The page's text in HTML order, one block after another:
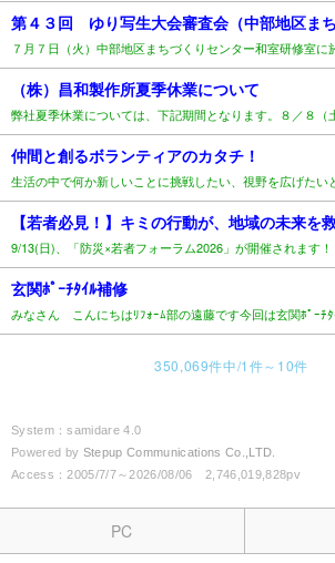
（株）昌和製作所夏季休業について
仲間と創るボランティアのカタチ！
【若者必見！】キミの行動が、地域の未来を
玄関ﾎﾟｰﾁﾀｲﾙ補修
350,069件中/1件～10件
System：samidare 4.0
Powered by Stepup Communications Co.,LTD.
Access：2005/7/7～2026/08/06 2,746,019,828pv
PC